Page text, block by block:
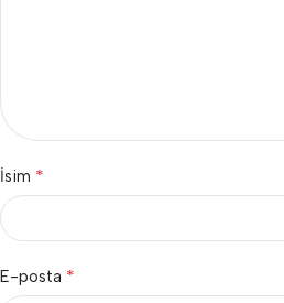
İsim *
E-posta *